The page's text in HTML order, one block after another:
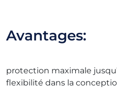
Avantages:
protection maximale
flexibilité dans la